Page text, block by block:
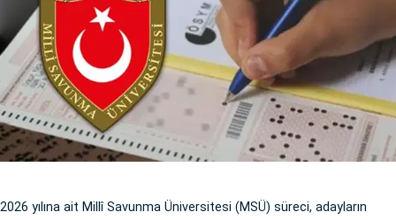
2026 yılına ait Millî Savunma Üniversitesi (MSÜ) süreci, adayların